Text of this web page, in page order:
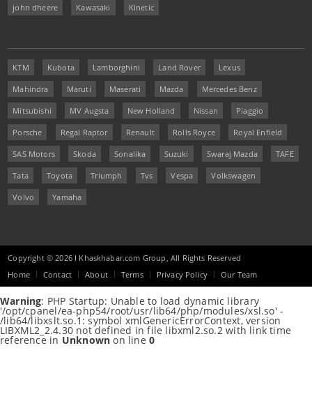
john dheere Kawasaki Kinetic
KTM Kubota Lamborghini Land Rover Lexus
Mahindra Maruti Maserati Mazda Mercedes Benz
Mitsubishi MV Augsta New Holland Nissan Piaggio
Porsche Regal Raptor Renault Rolls Royce Royal Enfield
SAS Motors Skoda Sonalika Suzuki Swaraj Mazda TAFE
Tata Toyota Triumph Tvs Vespa Volkswagen
Volvo Yamaha
Copyright © 2026 I Khaskhabar.com Group, All Rights Reserved
Home
Contact About Terms Privacy Policy Our Team
Warning: PHP Startup: Unable to load dynamic library
'/opt/cpanel/ea-php54/root/usr/lib64/php/modules/xsl.so' -
/lib64/libxslt.so.1: symbol xmlGenericErrorContext, version
LIBXML2_2.4.30 not defined in file libxml2.so.2 with link time
reference in Unknown on line0